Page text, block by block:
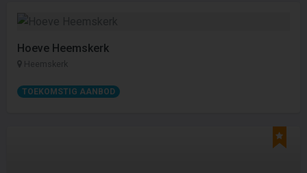
Hoeve Heemskerk
Heemskerk
TOEKOMSTIG AANBOD